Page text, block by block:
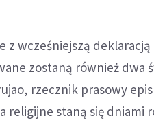
z wcześniejszą
zostaną również dwa
rzecznik prasowy
religijne staną się dniami